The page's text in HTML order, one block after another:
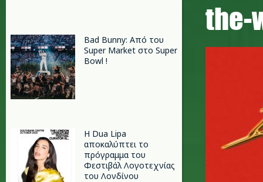
Bad Bunny: Από του
Super Market στο Super
Bowl !
Η Dua Lipa
αποκαλύπτει το
πρόγραμμα του
Φεστιβάλ Λογοτεχνίας
του Λονδίνου
the-